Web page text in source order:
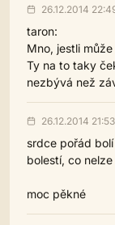
26.12.2014
taron:
Mno, jestli
Ty na to taky
nezbývá než
26.12.2014 21:53
srdce pořád bolí
bolestí, co
moc pěkné